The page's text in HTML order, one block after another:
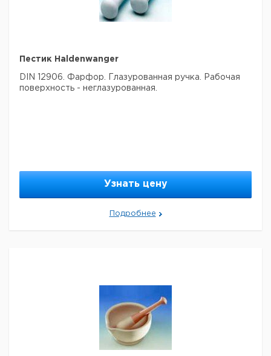
Пестик Haldenwanger
DIN 12906. Фарфор. Глазурованная ручка. Рабочая
поверхность - неглазурованная.
Узнать цену
Подробнее